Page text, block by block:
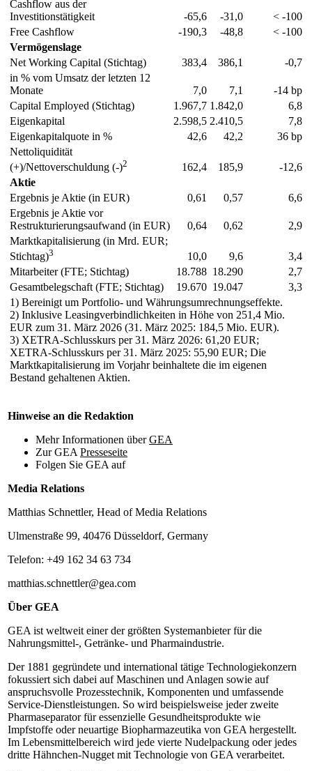
Cashflow aus der
Investitionstätigkeit
-65,6 -31,0
< -100
Free Cashflow
-190,3 -48,8
< -100
Vermögenslage
Net Working Capital (Stichtag)
383,4 386,1
-0,7
in % vom Umsatz der letzten 12
Monate
7,0 7,1
-14 bp
Capital Employed (Stichtag)
1.967,7 1.842,0
6,8
Eigenkapital
2.598,5 2.410,5
7,8
Eigenkapitalquote in %
42,6 42,2
36 bp
Nettoliquidität
(+)/Nettoverschuldung (-)2 162,4 185,9
-12,6
Aktie
Ergebnis je Aktie (in EUR)
0,61 0,57
6,6
Ergebnis je Aktie vor
Restrukturierungsaufwand (in EUR)
0,64 0,62
2,9
Marktkapitalisierung (in Mrd. EUR;
Stichtag)3 10,0 9,6
3,4
Mitarbeiter (FTE; Stichtag)
18.788 18.290
2,7
Gesamtbelegschaft (FTE; Stichtag)
19.670 19.047
3,3
1) Bereinigt um Portfolio- und Währungsumrechnungseffekte.
2) Inklusive Leasingverbindlichkeiten in Höhe von 251,4 Mio.
EUR zum 31. März 2026 (31. März 2025: 184,5 Mio. EUR).
3) XETRA-Schlusskurs per 31. März 2026: 61,20 EUR;
XETRA-Schlusskurs per 31. März 2025: 55,90 EUR; Die
Marktkapitalisierung im Vorjahr beinhaltete die im eigenen
Bestand gehaltenen Aktien.
Hinweise an die Redaktion
Mehr Informationen überGEA
Zur GEA Presseseite
Folgen Sie GEA auf
Media Relations
Matthias Schnettler, Head of Media Relations
Ulmenstraße 99, 40476 Düsseldorf, Germany
Telefon: +49 162 34 63 734
matthias.schnettler@gea.com
Über GEA
GEA ist weltweit einer der größten Systemanbieter für die
Nahrungsmittel-, Getränke- und Pharmaindustrie.
Der 1881 gegründete und international tätige Technologiekonzern
fokussiert sich dabei auf Maschinen und Anlagen sowie auf
anspruchsvolle Prozesstechnik, Komponenten und umfassende
Service-Dienstleistungen. So wird beispielsweise jeder zweite
Pharmaseparator für essenzielle Gesundheitsprodukte wie
Impfstoffe oder neuartige Biopharmazeutika von GEA hergestellt.
Im Lebensmittelbereich wird jede vierte Nudelpackung oder jedes
dritte Hähnchen-Nugget mit Technologie von GEA verarbeitet.